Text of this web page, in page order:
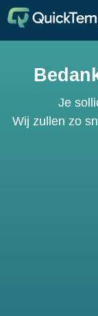
Je
Wij zullen zo